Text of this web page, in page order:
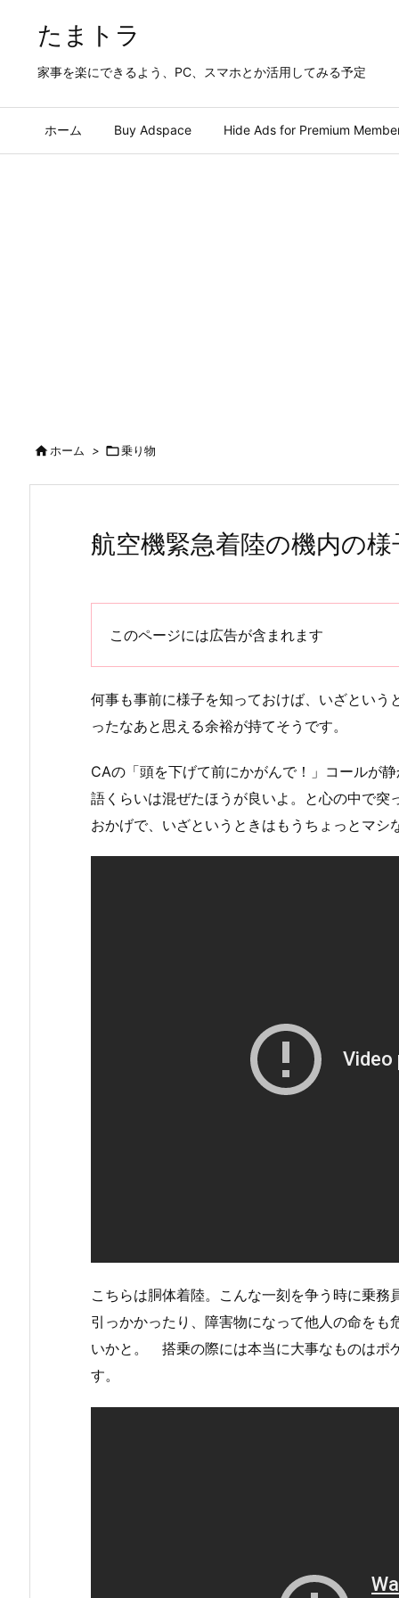
たまトラ
家事を楽にできるよう、PC、スマホとか活用してみる予定
ホーム Buy Adspace Hide Ads for Premium
ホーム > 乗り物
航空機緊急着陸の機内の様
このページには広告が含まれます
何事も事前に様子を知っておけば、いざとい
ったなあと思える余裕が持てそうです。
CAの「頭を下げて前にかがんで！」コールが
語くらいは混ぜたほうが良いよ。と心の中で
おかげで、いざというときはもうちょっとマシ
こちらは胴体着陸。こんな一刻を争う時に乗
引っかかったり、障害物になって他人の命を
いかと。 搭乗の際には本当に大事なものはポ
す。